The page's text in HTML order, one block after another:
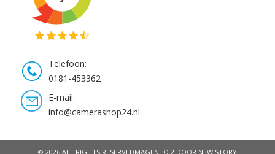
Telefoon:
0181-453362
E-mail:
info@camerashop24.nl
© 2026 ALL RIGHTS RESERVEDMAGENTO 2 DOOR NEW STORY